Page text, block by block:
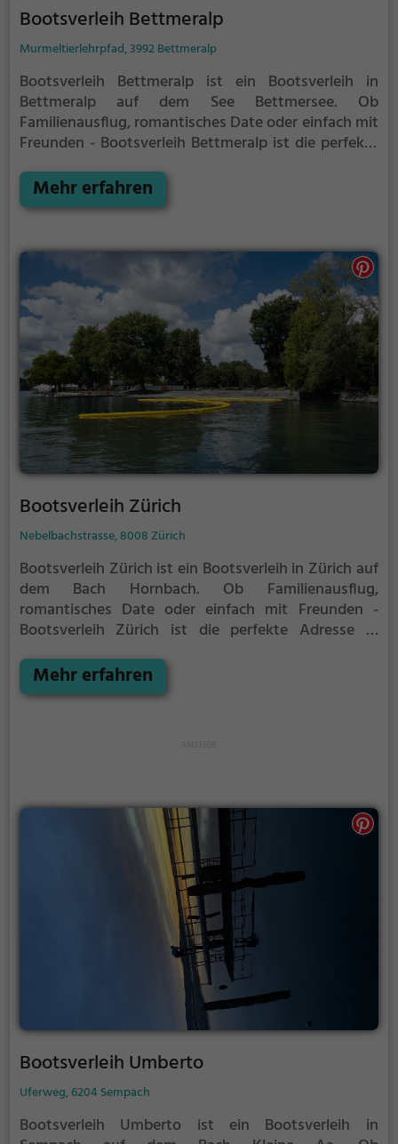
Bootsverleih Bettmeralp
Murmeltierlehrpfad, 3992 Bettmeralp
Bootsverleih Bettmeralp ist ein Bootsverleih in
Bettmeralp auf dem See Bettmersee. Ob
Familienausflug, romantisches Date oder einfach mit
Freunden - Bootsverleih Bettmeralp ist die perfekte
Naturfreunde als auch Sportbegeisterte und echte
Wasserratten auf ihre Kosten.
Mehr erfahren
Bootsverleih Zürich
Nebelbachstrasse, 8008 Zürich
Bootsverleih Zürich ist ein Bootsverleih in Zürich auf
dem Bach Hornbach. Ob Familienausflug,
romantisches Date oder einfach mit Freunden -
Bootsverleih Zürich ist die perfekte Adresse in
Sportbegeisterte und echte Wasserratten auf ihre
Kosten.
Mehr erfahren
Bootsverleih Umberto
Uferweg, 6204 Sempach
Bootsverleih Umberto ist ein Bootsverleih in